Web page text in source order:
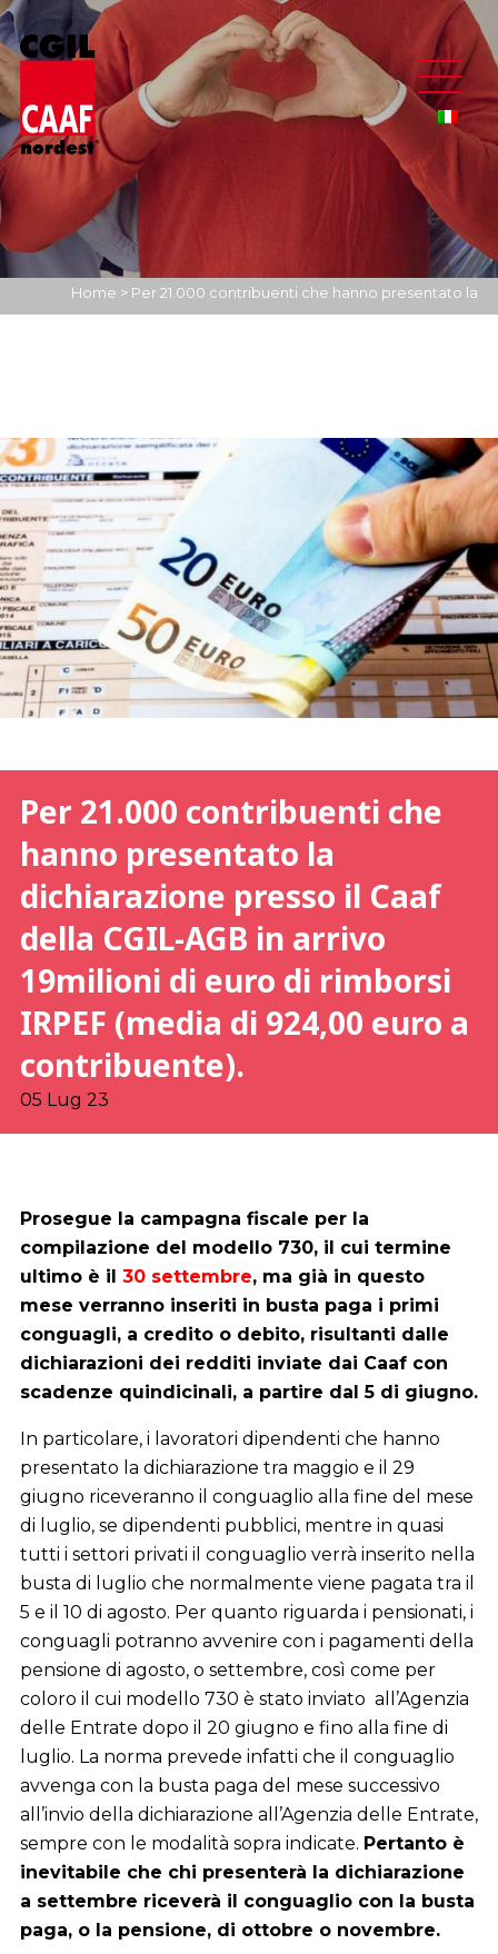
Home > Per 21.000 contribuenti che hanno presentato la
Per 21.000 contribuenti che
hanno presentato la
dichiarazione presso il Caaf
della CGIL-AGB in arrivo
19milioni di euro di rimborsi
IRPEF (media di 924,00 euro a
contribuente).
05 Lug 23
Prosegue la campagna fiscale per la
compilazione del modello 730, il cui termine
ultimo è il 30 settembre, ma già in questo
mese verranno inseriti in busta paga i primi
conguagli, a credito o debito, risultanti dalle
dichiarazioni dei redditi inviate dai Caaf con
scadenze quindicinali, a partire dal 5 di giugno.
In particolare, i lavoratori dipendenti che hanno
presentato la dichiarazione tra maggio e il 29
giugno riceveranno il conguaglio alla fine del mese
di luglio, se dipendenti pubblici, mentre in quasi
tutti i settori privati il conguaglio verrà inserito nella
busta di luglio che normalmente viene pagata tra il
5 e il 10 di agosto. Per quanto riguarda i pensionati, i
conguagli potranno avvenire con i pagamenti della
pensione di agosto, o settembre, così come per
coloro il cui modello 730 è stato inviato all’Agenzia
delle Entrate dopo il 20 giugno e fino alla fine di
luglio. La norma prevede infatti che il conguaglio
avvenga con la busta paga del mese successivo
all’invio della dichiarazione all’Agenzia delle Entrate,
sempre con le modalità sopra indicate. Pertanto è
inevitabile che chi presenterà la dichiarazione
a settembre riceverà il conguaglio con la busta
paga, o la pensione, di ottobre o novembre.